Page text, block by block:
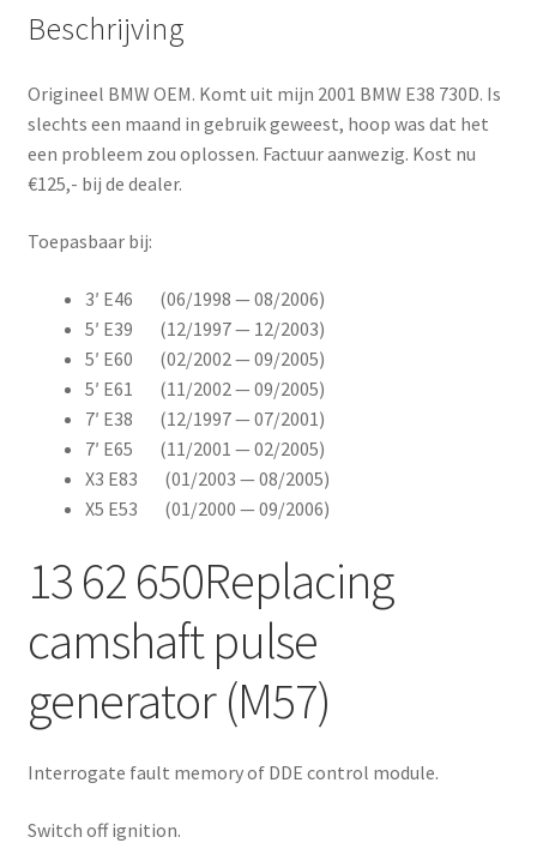
Beschrijving
Origineel BMW OEM. Komt uit mijn 2001 BMW E38 730D. Is
slechts een maand in gebruik geweest, hoop was dat het
een probleem zou oplossen. Factuur aanwezig. Kost nu
€125,- bij de dealer.
Toepasbaar bij:
3′ E46 (06/1998 — 08/2006)
5′ E39 (12/1997 — 12/2003)
5′ E60 (02/2002 — 09/2005)
5′ E61 (11/2002 — 09/2005)
7′ E38 (12/1997 — 07/2001)
7′ E65 (11/2001 — 02/2005)
X3 E83 (01/2003 — 08/2005)
X5 E53 (01/2000 — 09/2006)
13 62 650Replacing
camshaft pulse
generator (M57)
Interrogate fault memory of DDE control module.
Switch off ignition.